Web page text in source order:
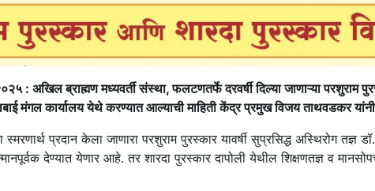
: अखिल ब्राह्मण मध्यवर्ती संस्था, फलटणतर्फे दरवर्षी दिल्या जाणाऱ्या परशुराम
मंगल कार्यालय येथे करण्यात आल्याची माहिती केंद्र प्रमुख विजय ताथवडकर यांनी
स्मरणार्थ प्रदान केला जाणारा परशुराम पुरस्कार यावर्षी सुप्रसिद्ध अस्थिरोग
देण्यात येणार आहे. तर शारदा पुरस्कार दापोली येथील शिक्षणतज्ञ व